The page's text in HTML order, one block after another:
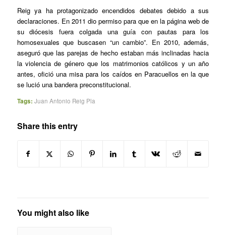
Reig ya ha protagonizado encendidos debates debido a sus
declaraciones. En 2011 dio permiso para que en la página web de
su diócesis fuera colgada una guía con pautas para los
homosexuales que buscasen “un cambio”. En 2010, además,
aseguró que las parejas de hecho estaban más inclinadas hacia
la violencia de género que los matrimonios católicos y un año
antes, ofició una misa para los caídos en Paracuellos en la que
se lució una bandera preconstitucional.
Tags: Juan Antonio Reig Pla
Share this entry
You might also like